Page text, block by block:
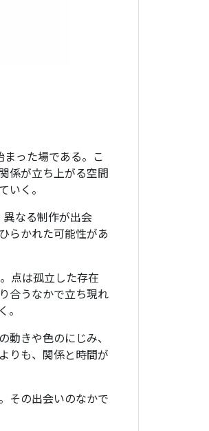
った場である。こ
係が立ち上がる空間
く。
なる制作が出会
らかれた可能性があ
点は孤立した存在
合うなかで立ち現れ
きや色のにじみ、
りも、関係と時間が
その出会いのなかで